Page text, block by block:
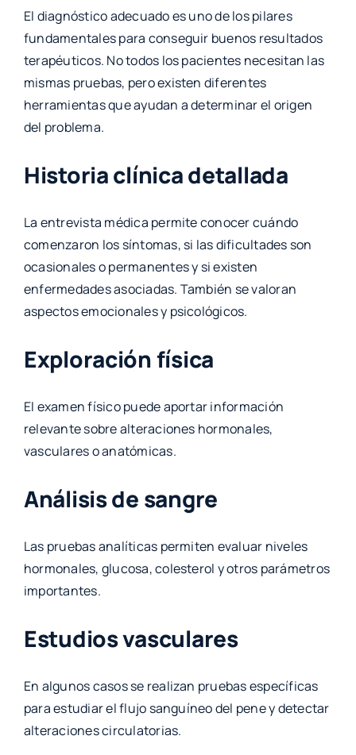
El diagnóstico adecuado es uno de los pilares
fundamentales para conseguir buenos resultados
terapéuticos. No todos los pacientes necesitan las
mismas pruebas, pero existen diferentes
herramientas que ayudan a determinar el origen
del problema.
Historia clínica detallada
La entrevista médica permite conocer cuándo
comenzaron los síntomas, si las dificultades son
ocasionales o permanentes y si existen
enfermedades asociadas. También se valoran
aspectos emocionales y psicológicos.
Exploración física
El examen físico puede aportar información
relevante sobre alteraciones hormonales,
vasculares o anatómicas.
Análisis de sangre
Las pruebas analíticas permiten evaluar niveles
hormonales, glucosa, colesterol y otros parámetros
importantes.
Estudios vasculares
En algunos casos se realizan pruebas específicas
para estudiar el flujo sanguíneo del pene y detectar
alteraciones circulatorias.